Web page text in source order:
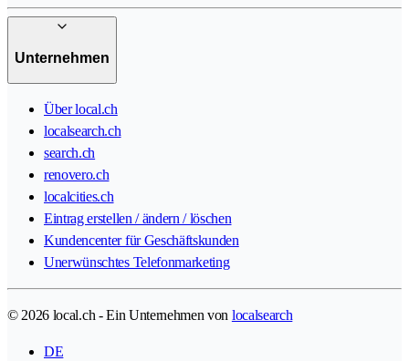
Unternehmen
Über local.ch
localsearch.ch
search.ch
renovero.ch
localcities.ch
Eintrag erstellen / ändern / löschen
Kundencenter für Geschäftskunden
Unerwünschtes Telefonmarketing
© 2026 local.ch - Ein Unternehmen von localsearch
DE